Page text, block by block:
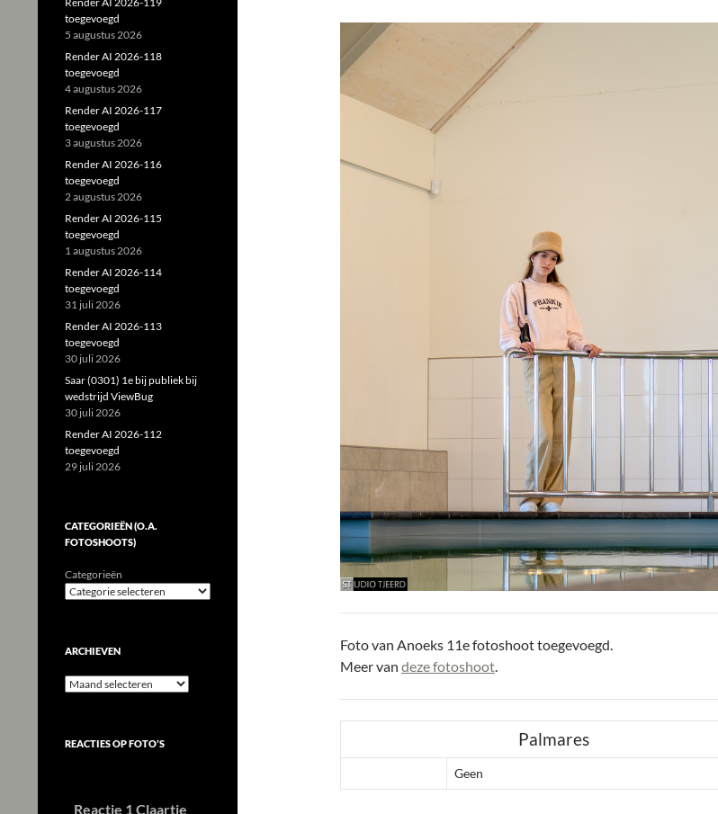
Foto van Anoeks 11e fotoshoot toegevoegd.
Meer van deze fotoshoot.
Palmares
Geen
toegevoegd
5 augustus 2026
Render AI 2026-118
toegevoegd
4 augustus 2026
Render AI 2026-117
toegevoegd
3 augustus 2026
Render AI 2026-116
toegevoegd
2 augustus 2026
Render AI 2026-115
toegevoegd
1 augustus 2026
Render AI 2026-114
toegevoegd
31 juli 2026
Render AI 2026-113
toegevoegd
30 juli 2026
Saar (0301) 1e bij publiek bij
wedstrijd ViewBug
30 juli 2026
Render AI 2026-112
toegevoegd
29 juli 2026
CATEGORIEËN (O.A.
FOTOSHOOTS)
Categorieën
ARCHIEVEN
Archieven
REACTIES OP FOTO’S
Reactie 1 Claartje